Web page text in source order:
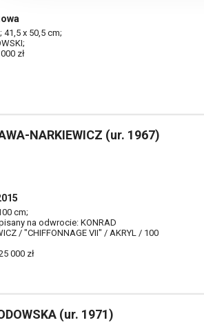
x 50,5 cm;
zł
NARKIEWICZ (ur. 1967)
cm;
na odwrocie: KONRAD
/ "CHIFFONNAGE VII" / AKRYL / 100
000 zł
(ur. 1971)